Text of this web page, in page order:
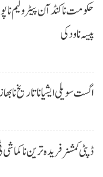
پیسہ نا ودکی
5 اگست سویلی ایشیا نا
ڈپٹی کمشنر فریدہ ترین نا